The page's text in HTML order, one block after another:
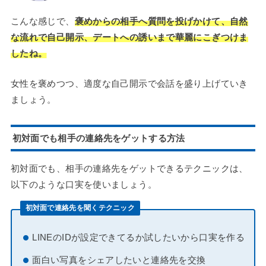
こんな感じで、 褒めからの相手へ質問を投げかけて、自然
な流れで自己開示、デートへの誘いまで華麗にこぎつけま
したね。
女性を褒めつつ、適度な自己開示で会話を盛り上げていき
ましょう。
初対面でも相手の連絡先をゲットする方法
初対面でも、相手の連絡先をゲットできるテクニックは、
以下のような口実を使いましょう。
初対面で連絡先を聞くテクニック
LINEのIDが設定できてるか試したいから口実を作る
面白い写真をシェアしたいと連絡先を交換